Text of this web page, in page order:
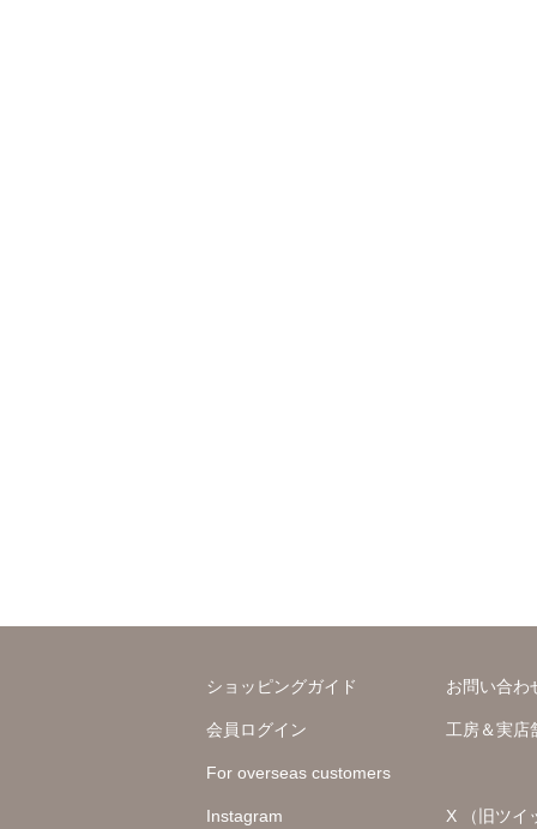
ショッピングガイド お問い合わ
会員ログイン 工房＆実店
For overseas customers
Instagram X （旧ツイ